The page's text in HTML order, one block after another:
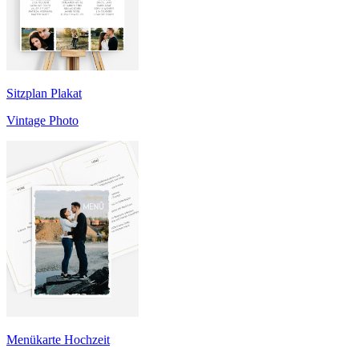
Sitzplan Plakat
Vintage Photo
Menükarte Hochzeit